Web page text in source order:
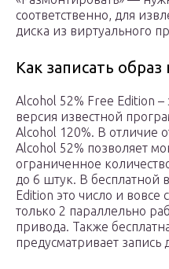
соответственно, для
диска из виртуального
Как записать
Alcohol 52% Free Edition –
версия известной
Alcohol 120%. В отличие
Alcohol 52% позволяет
ограниченное
до 6 штук. В бесплатной
Edition это число и
только 2 параллельно
привода. Также
предусматривает запись